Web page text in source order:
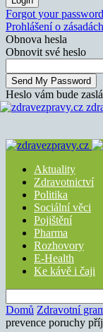
Forgot your
Prohlášení o
Obnova hesla
Obnovit své heslo
Heslo vám bude
Aktuality
Zdravotnictví
Politika
Sociální věci
Pojištění
Pharma
Rozhovory
E-Health
Ke kávě i čaji
Domů Zdravotní
prevence poruchy